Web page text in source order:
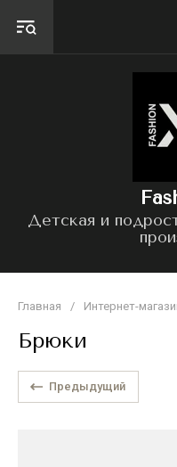
Детская и
Главная / Интернет-
Брюки
Предыдущий